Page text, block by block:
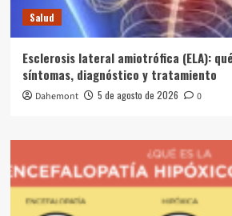
Salud
Esclerosis lateral amiotrófica (ELA):
síntomas, diagnóstico y tratamiento
Dahemont 5 de agosto de 2026 0